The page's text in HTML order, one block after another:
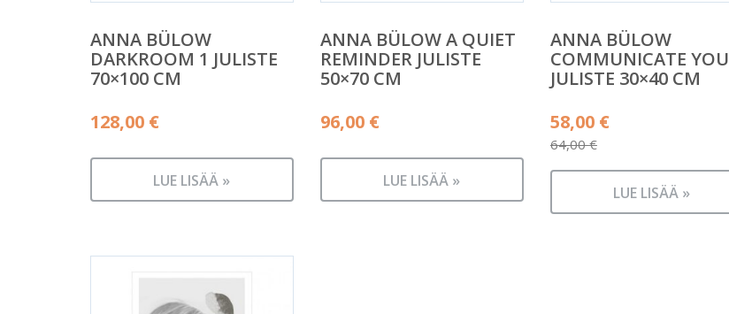
ANNA BÜLOW
DARKROOM 1 JULISTE
70×100 CM
128,00 €
LUE LISÄÄ »
ANNA BÜLOW A QUIET
REMINDER JULISTE
50×70 CM
96,00 €
LUE LISÄÄ »
ANNA BÜLOW
COMMUNICATE YOU
JULISTE 30×40 CM
64,00€
Alkuperäinen
hinta
oli:
58,00 €
Nykyinen
on:
LUE LISÄÄ »